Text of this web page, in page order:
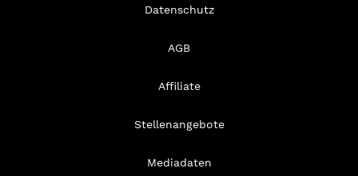
Datenschutz
AGB
Affiliate
Stellenangebote
Mediadaten